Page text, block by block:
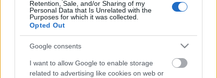
Retention, Sale, and/or Sharing of my
Personal Data that Is Unrelated with the
Purposes for which it was collected.
Opted Out
Google consents
I want to allow Google to enable storage
related to advertising like cookies on web or
likációban elérhetőek, de aSpotify-on, az iTunes
YouTube-on is fel lehet ránk iratkozni. (Ugyanitt
köszönettel várjuk a szöveges értékeléseket.) A podcast
saját Facebook-oldalaitt érhető el.Az adás korlátozott
ideig innenle is tölthető.
A podcast teljes, kattintható
katalógusaitt található meg. Köszönjük, ha támogatsz
bennünket aDonablyn!